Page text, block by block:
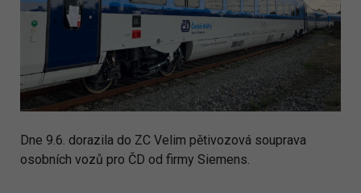
Dne 9.6. dorazila do ZC Velim pětivozová souprava
osobních vozů pro ČD od firmy Siemens.